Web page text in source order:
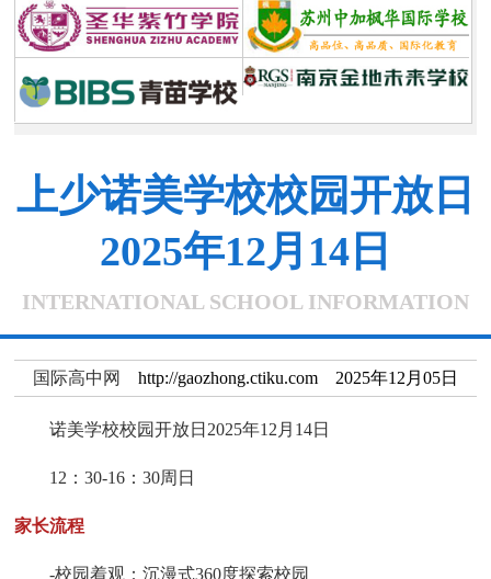
上少诺美学校校园开放日
2025年12月14日
INTERNATIONAL SCHOOL INFORMATION
国际高中网 http://gaozhong.ctiku.com 2025年12月05日
诺美学校校园开放日2025年12月14日
12：30-16：30周日
家长流程
-校园着观：沉漫式360度探索校园